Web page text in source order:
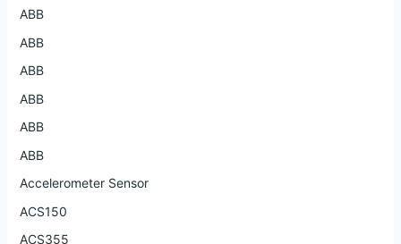
ABB
ABB
ABB
ABB
ABB
ABB
Accelerometer Sensor
ACS150
ACS355